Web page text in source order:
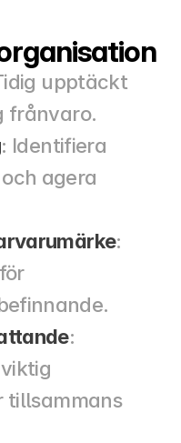
upptäckt
frånvaro.
: Identifiera
agera
:
:
tillsammans